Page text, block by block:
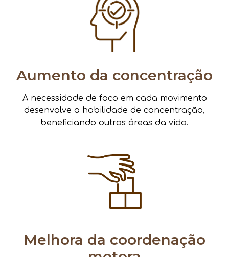
Aumento da concentração
A necessidade de foco em cada movimento
desenvolve a habilidade de concentração,
beneficiando outras áreas da vida.
Melhora da coordenação